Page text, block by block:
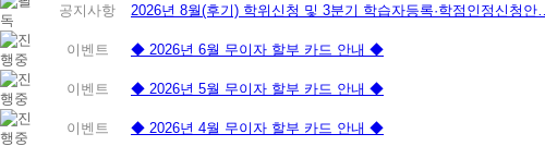
공지사항 2026년 8월(후기) 학위신청 및 3분기 학습자등록·학점인정신청안…
이벤트 ◆ 2026년 6월 무이자 할부 카드 안내 ◆
이벤트 ◆ 2026년 5월 무이자 할부 카드 안내 ◆
이벤트 ◆ 2026년 4월 무이자 할부 카드 안내 ◆